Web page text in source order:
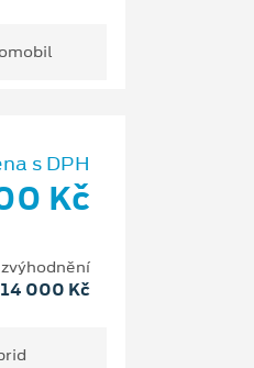
s DPH
Kč
000 Kč